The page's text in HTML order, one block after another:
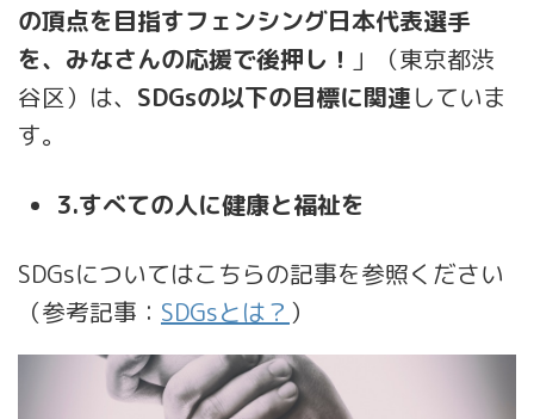
の頂点を目指すフェンシング日本代表選手
を、みなさんの応援で後押し！ 」（東京都渋
谷区）は、 SDGsの以下の目標に関連していま
す。
3.すべての人に健康と福祉を
SDGsについてはこちらの記事を参照ください
（参考記事： SDGsとは？ ）